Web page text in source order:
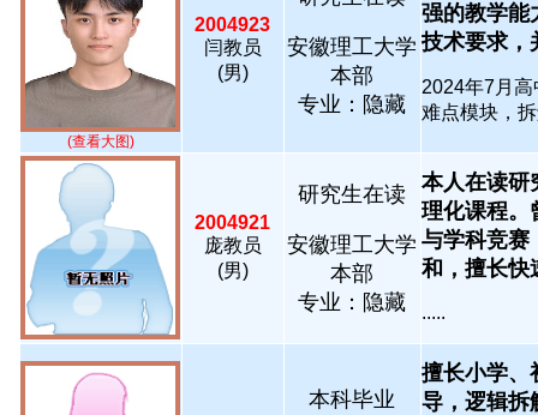
(查看大图)
2004923
闫教员
(男)
安徽理工大学
本部
专业：隐藏
强的教学能
技术要求，
2024年7月
难点模块，
2004921
庞教员
(男)
研究生在读
安徽理工大学
本部
专业：隐藏
本人在读研
理化课程。
与学科竞赛
和，擅长快
.....
本科毕业
擅长小学、
导，逻辑拆